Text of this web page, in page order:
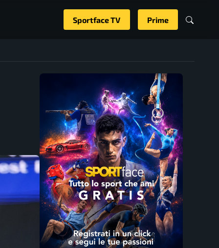
Sportface TV Prime